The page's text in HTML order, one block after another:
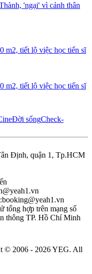
'ngại' vì cảnh thân
m2, tiết lộ việc học tiến sĩ
m2, tiết lộ việc học tiến sĩ
Đời sốngCheck-
Định, quận 1, Tp.HCM
booking@yeah1.vn
tổng hợp trên mạng số
thông TP. Hồ Chí Minh
© 2006 - 2026 YEG. All